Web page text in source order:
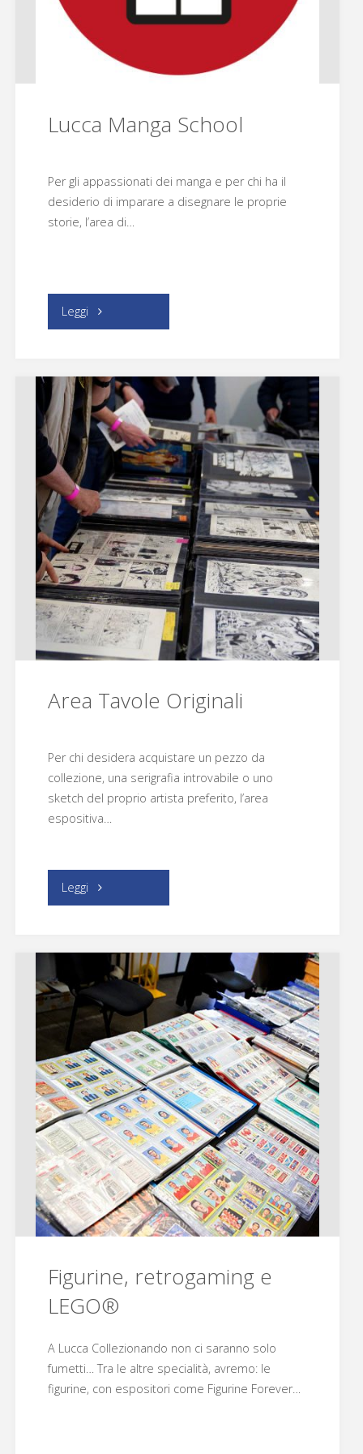
Kalya"
Lucca Manga School
Per gli appassionati dei manga e per chi ha il
desiderio di imparare a disegnare le proprie
storie, l’area di…
Leggi "Lucca
School"
Area Tavole Originali
Per chi desidera acquistare un pezzo da
collezione, una serigrafia introvabile o uno
sketch del proprio artista preferito, l’area
espositiva…
Leggi "Area
Originali"
Figurine, retrogaming e
LEGO®
A Lucca Collezionando non ci saranno solo
fumetti… Tra le altre specialità, avremo: le
figurine, con espositori come Figurine Forever…